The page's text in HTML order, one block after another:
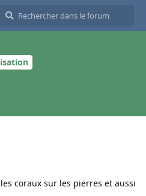
coraux sur les pierres et aussi